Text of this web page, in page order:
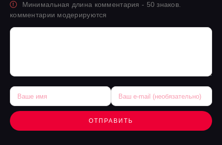
Минимальная длина комментария - 50 знаков.
комментарии модерируются
ОТПРАВИТЬ